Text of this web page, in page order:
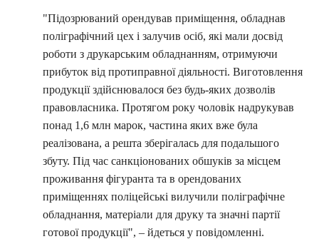
"Підозрюваний орендував приміщення, обладнав
поліграфічний цех і залучив осіб, які мали досвід
роботи з друкарським обладнанням, отримуючи
прибуток від протиправної діяльності. Виготовлення
продукції здійснювалося без будь-яких дозволів
правовласника. Протягом року чоловік надрукував
понад 1,6 млн марок, частина яких вже була
реалізована, а решта зберігалась для подальшого
збуту. Під час санкціонованих обшуків за місцем
проживання фігуранта та в орендованих
приміщеннях поліцейські вилучили поліграфічне
обладнання, матеріали для друку та значні партії
готової продукції", – йдеться у повідомленні.